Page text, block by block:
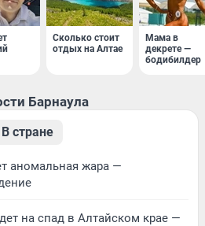
Сколько стоит
отдых на Алтае
Мама в
декрете —
бодибилдер
Барнаула
В стране
аномальная жара —
на спад в Алтайском крае —